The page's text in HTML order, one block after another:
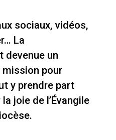
sociaux, vidéos,
La
devenue un
pour
y prendre part
joie de l’Évangile